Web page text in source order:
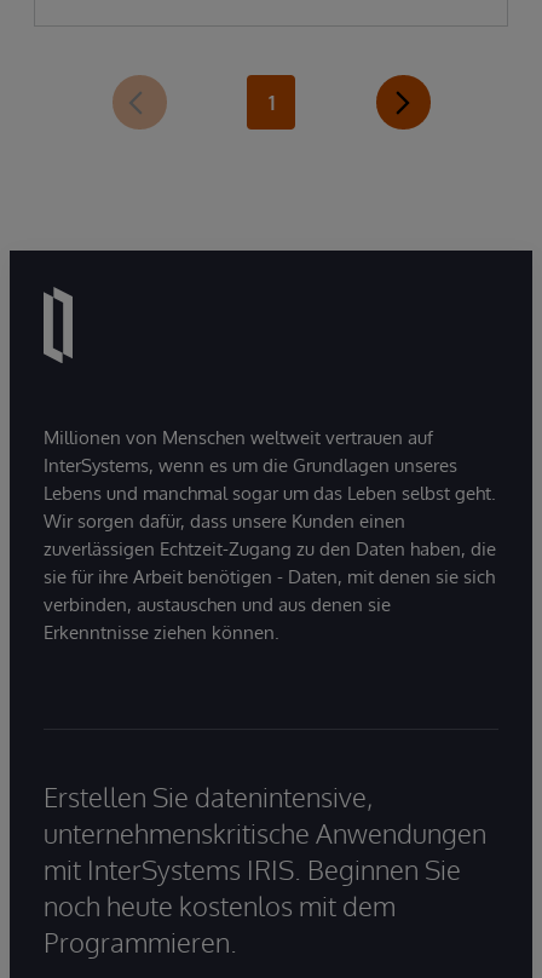
1
Millionen von Menschen weltweit vertrauen auf
InterSystems, wenn es um die Grundlagen unseres
Lebens und manchmal sogar um das Leben selbst geht.
Wir sorgen dafür, dass unsere Kunden einen
zuverlässigen Echtzeit-Zugang zu den Daten haben, die
sie für ihre Arbeit benötigen - Daten, mit denen sie sich
verbinden, austauschen und aus denen sie
Erkenntnisse ziehen können.
Erstellen Sie datenintensive,
unternehmenskritische Anwendungen
mit InterSystems IRIS. Beginnen Sie
noch heute kostenlos mit dem
Programmieren.